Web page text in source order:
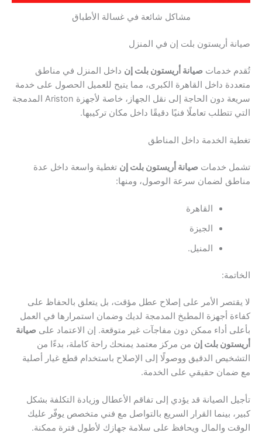
مشاكل شائعة في غسالة الأطباق
أريستون بلت إن في المنزل
خدماتصيانة أريستون بلت إن داخل المنزل في مناطق
داخل القاهرة الكبرى، مما يتيح للعميل الحصول على خدمة
سريعة دون الحاجة إلى نقل الجهاز، خاصة لأجهزة Ariston المدمجة
تتطلب تعاملًا فنيًا دقيقًا داخل مكان تركيبها.
الخدمة داخل المناطق
خدماتصيانة أريستون بلت إن تغطية واسعة داخل عدة
لضمان سرعة الوصول، ومنها:
القاهرة
الجيزة
المنيل.
الأمر على إصلاح عطل مؤقت، بل يتعلق بالحفاظ على
أجهزة المطبخ المدمجة لديك وضمان استمرارها في العمل
أداء ممكن دون مفاجآت غير متوقعة. إن الاعتماد علىصيانة
بلت إن من مركز معتمد يمنحك راحة كاملة، بدءًا من
الدقيق ووصولًا إلى الإصلاح باستخدام قطع غيار أصلية
حقيقي على الخدمة.
الصيانة قد يؤدي إلى تفاقم الأعطال وزيادة التكلفة بشكل
بينما القرار السريع بالتواصل مع فني متخصص يوفّر عليك
والمال ويحافظ على سلامة جهازك لأطول فترة ممكنة.